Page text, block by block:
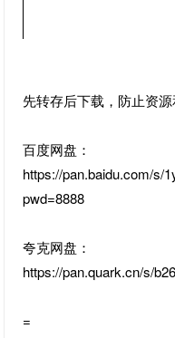
先转存后下载，防止资
百度网盘：
https://pan.baidu.com/s/
pwd=8888
夸克网盘：
https://pan.quark.cn/s/
=